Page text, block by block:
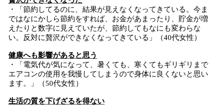
・「節約してるのに、結果が見えなくなってきている。今ま
ではなにかしら節約をすれば、お金があまったり、貯金が増
えたりと数字に見えていたが、節約してもなにも変わらな
い。反対に贅沢ができなくなってきている」（40代女性）
健康へも影響があると思う
・「電気代が気になって、暑くても、寒くてもギリギリまで
エアコンの使用を我慢してしまうので身体に良くないと思い
ます。」（50代女性）
生活の質を下げざるを得ない